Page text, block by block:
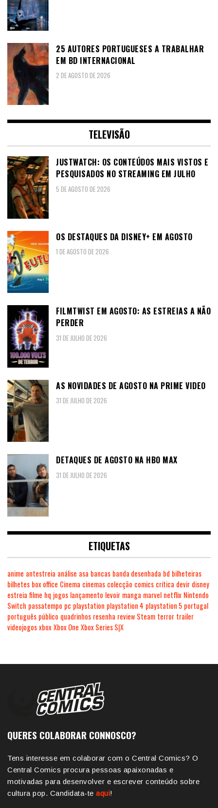
25 AUTORES PORTUGUESES A TRABALHAR
EM BD INTERNACIONAL
2 DE AGOSTO DE 2026
TELEVISÃO
JUSTWATCH: OS CONTEÚDOS MAIS VISTOS E
PESQUISADOS NO STREAMING EM JULHO
5 DE AGOSTO DE 2026
OS DESTAQUES DA DISNEY+ EM AGOSTO
1 DE AGOSTO DE 2026
FILMTWIST EM AGOSTO: AS ESTREIAS A NÃO
PERDER
31 DE JULHO DE 2026
AS NOVIDADES DE AGOSTO NA PRIME VIDEO
31 DE JULHO DE 2026
DETAQUES DE AGOSTO NA HBO MAX
31 DE JULHO DE 2026
ETIQUETAS
anime antestreia análise asa bancas banda desenhada bd bilheteiras
bilhetes box office Cinema cinemas colecção comics crítica devir disney
estreia filme hq jogos lançamento levoir manga marvel netflix Nintendo
Switch passatempo pc playstation playstation 4 playstation 5 portugal
português público quadrinhos resenha review Steam terror trailer
videojogosxboxXbox One Xbox Series S|X
QUERES COLABORAR CONNOSCO?
Tens interesse em colaborar com o Central Comics? O
Central Comics procura pessoas apaixonadas e
motivadas para desenvolver e escrever conteúdo sobre
cultura pop. Candidata-te aqui!